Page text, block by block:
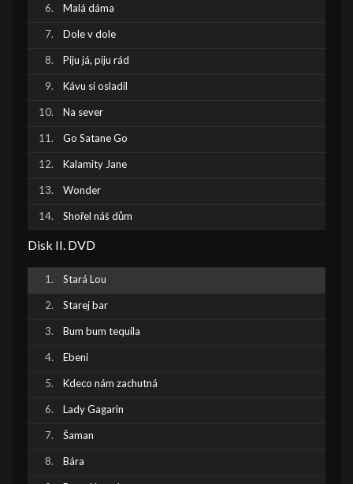
Malá dáma
Dole v dole
Piju já, piju rád
Kávu si osladil
Na sever
Go Satane Go
Kalamity Jane
Wonder
Shořel náš dům
Disk II. DVD
Stará Lou
Starej bar
Bum bum tequila
Ebeni
Kdeco nám zachutná
Lady Gagarin
Šaman
Bára